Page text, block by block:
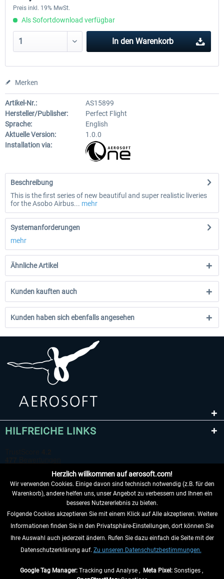
Preis inkl. 19% MwSt.
Als Sofortdownload verfügbar
In den Warenkorb
Merken
Artikel-Nr.:
AS15899
Hersteller/Publisher:
Perfect Flight
Sprache:
English
Aktuelle Version:
1.0.0
Installation via:
Beschreibung
This is the first series of new beautiful and super realistic liveries
for the Asobo Airbus... mehr
Systemanforderungen
mehr
Ähnliche Artikel
Kunden kauften auch
Kunden haben sich ebenfalls angesehen
HILFREICHE LINKS
VERTRAG WIDERRUFEN
INFORMATIONEN
Herzlich willkommen auf aerosoft.com!
Wir verwenden Cookies. Einige davon sind technisch notwendig (z.B. für den
Warenkorb), andere helfen uns, unser Angebot zu verbessern und Ihnen ein
besseres Nutzererlebnis zu bieten.
Folgende Cookies akzeptieren Sie mit einem Klick auf Alle akzeptieren. Weitere
Informationen finden Sie in den Privatsphäre-Einstellungen, dort können Sie
Ihre Auswahl auch jederzeit ändern. Rufen Sie dazu einfach die Seite mit der
Datenschutzerklärung auf. Zu unseren Datenschutzbestimmungen.
Google Tag Manager:Tracking und Analyse , Meta Pixel:Sonstiges ,